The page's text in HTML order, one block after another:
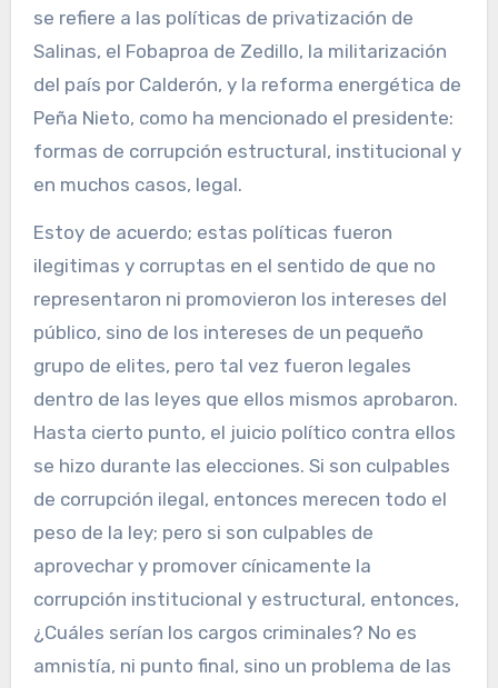
se refiere a las políticas de privatización de
Salinas, el Fobaproa de Zedillo, la militarización
del país por Calderón, y la reforma energética de
Peña Nieto, como ha mencionado el presidente:
formas de corrupción estructural, institucional y
en muchos casos, legal.
Estoy de acuerdo; estas políticas fueron
ilegitimas y corruptas en el sentido de que no
representaron ni promovieron los intereses del
público, sino de los intereses de un pequeño
grupo de elites, pero tal vez fueron legales
dentro de las leyes que ellos mismos aprobaron.
Hasta cierto punto, el juicio político contra ellos
se hizo durante las elecciones. Si son culpables
de corrupción ilegal, entonces merecen todo el
peso de la ley; pero si son culpables de
aprovechar y promover cínicamente la
corrupción institucional y estructural, entonces,
¿Cuáles serían los cargos criminales? No es
amnistía, ni punto final, sino un problema de las